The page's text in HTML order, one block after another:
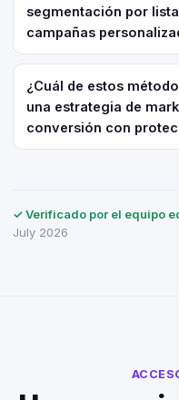
segmentación por
campañas
¿Cuál de estos
una estrategia de
conversión con
✓ Verificado por el equipo
July 2026